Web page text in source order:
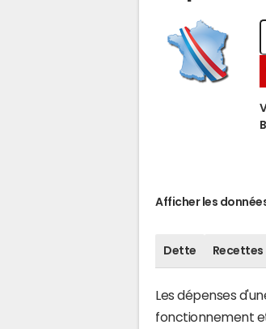
Afficher les
Dette Recettes
Les dépenses
fonctionnement